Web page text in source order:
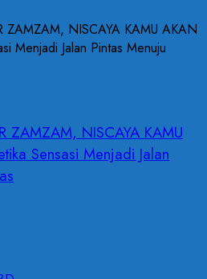
ZAMZAM, NISCAYA KAMU
Sensasi Menjadi Jalan